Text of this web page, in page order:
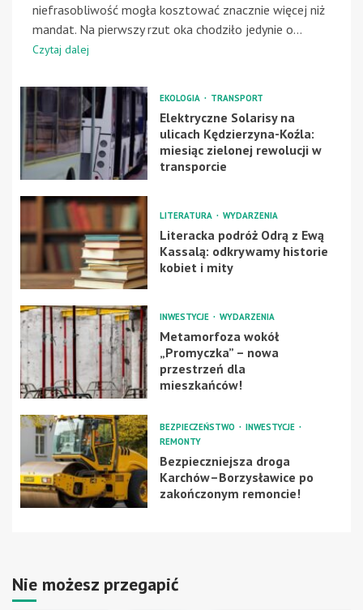
niefrasobliwość mogła kosztować znacznie więcej niż
mandat. Na pierwszy rzut oka chodziło jedynie o...
Czytaj dalej
EKOLOGIA TRANSPORT
Elektryczne Solarisy na
ulicach Kędzierzyna-Koźla:
miesiąc zielonej rewolucji w
transporcie
LITERATURA WYDARZENIA
Literacka podróż Odrą z Ewą
Kassalą: odkrywamy historie
kobiet i mity
INWESTYCJE WYDARZENIA
Metamorfoza wokół
„Promyczka” – nowa
przestrzeń dla
mieszkańców!
BEZPIECZEŃSTWO
INWESTYCJE
REMONTY
Bezpieczniejsza droga
Karchów–Borzysławice po
zakończonym remoncie!
Nie możesz przegapić